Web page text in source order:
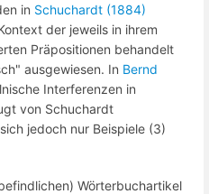
in Schuchardt (1884)
der jeweils in ihrem
Präpositionen behandelt
ausgewiesen. In Bernd
Interferenzen in
von Schuchardt
jedoch nur Beispiele (3)
Wörterbuchartikel